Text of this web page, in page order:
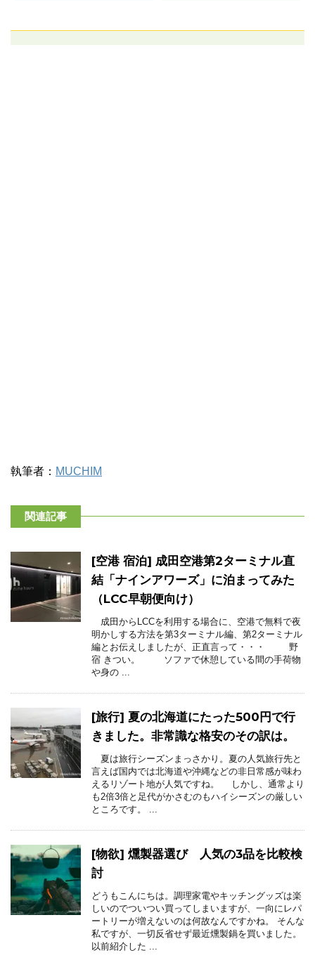
執筆者： MUCHIM
関連記事
[空港 宿泊] 成田空港第2ターミナル直
結「ナインアワーズ」に泊まってみた
（LCC早朝便向け）
成田からLCCを利用する場合に、空港で無料で夜
明かしする方法を第3ターミナル編、第2ターミナル
編とお伝えしましたが、正直言って・・・ 野
宿 きつい。 ソファで休憩している間の手荷物
や身の ...
[旅行] 夏の北海道にたった500円で行
きました。非常識な格安のその訳は。
夏は旅行シーズンまっさかり。夏の人気旅行先と
言えば国内では北海道や沖縄などの非日常感が味わ
えるリゾート地が人気ですね。 しかし、通常より
も2倍3倍と足代がかさむのもハイシーズンの厳しい
ところです。 ...
[物欲] 燻製器選び 人気の3品を比較検
討
どうもこんにちは。調理家電やキッチングッズは楽
しいのでついつい買ってしまいますが、一向にレパ
ートリーが増えないのは何故なんですかね。 そんな
私ですが、一切反省せず最近燻製鍋を買いました。
以前紹介した ...